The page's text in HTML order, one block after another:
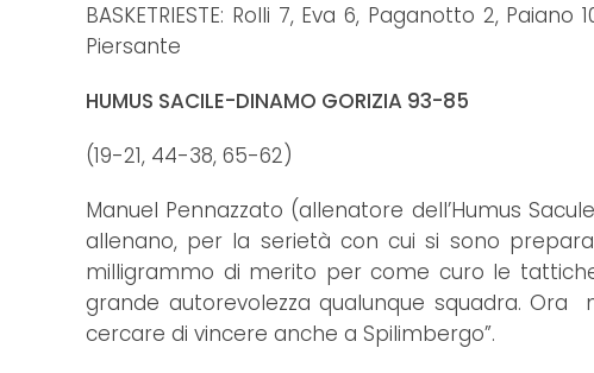
BASKETRIESTE: Rolli 7, Eva 6, Paganotto 2,
Piersante
HUMUS SACILE-DINAMO GORIZIA 93-85
(19-21, 44-38, 65-62)
Manuel Pennazzato (allenatore dell’Humus
allenano, per la serietà con cui si sono
milligrammo di merito per come curo le
grande autorevolezza qualunque squadra.
cercare di vincere anche a Spilimbergo”.